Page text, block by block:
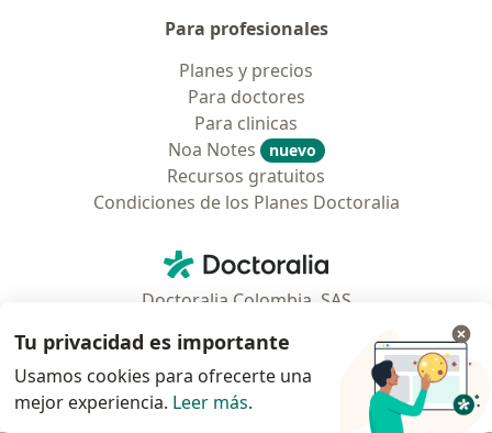
Para profesionales
Planes y precios
Para doctores
Para clinicas
Noa Notes
nuevo
Recursos gratuitos
Condiciones de los Planes Doctoralia
Doctoralia - Página de inicio
Doctoralia Colombia, SAS
Municipio: Bogotá D.C., Colombia
Tu privacidad es importante
Usamos cookies para ofrecerte una
mejor experiencia. Leer más.